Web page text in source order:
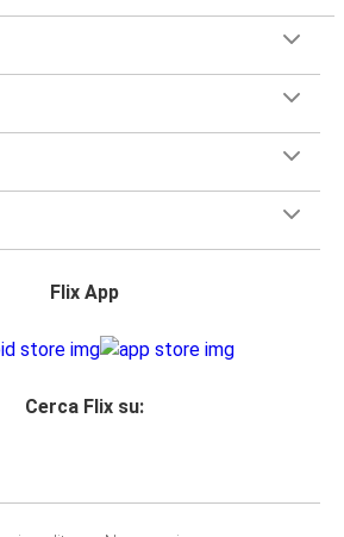
Flix App
Cerca Flix su: